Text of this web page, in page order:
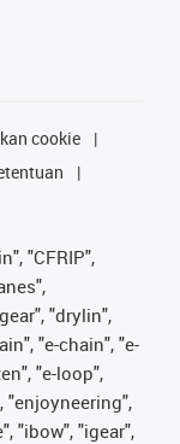
cookie
"CFRIP",
"drylin",
"e-chain", "e-
"e-loop",
"enjoyneering",
"ibow", "igear",